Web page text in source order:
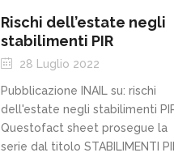
Rischi dell’estate negli
stabilimenti PIR
28 Luglio 2022
Pubblicazione INAIL su: rischi
dell'estate negli stabilimenti
Questofact sheet prosegue la
serie dal titolo STABILIMENTI